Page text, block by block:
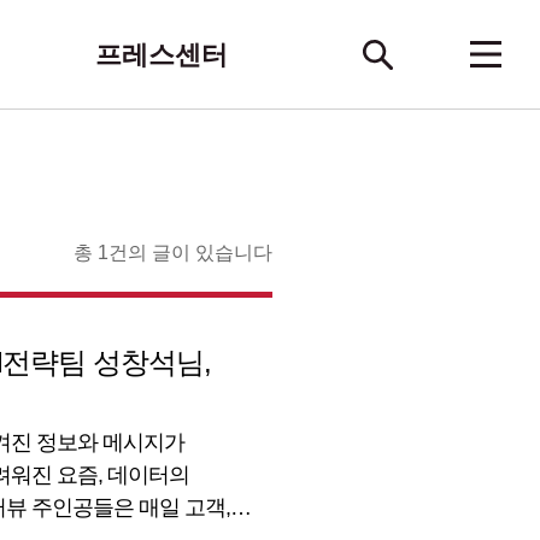
프레스센터
총 1건의 글이 있습니다
략팀 성창석님,
진 정보와 메시지가
워진 요즘, 데이터의
주인공들은 매일 고객,